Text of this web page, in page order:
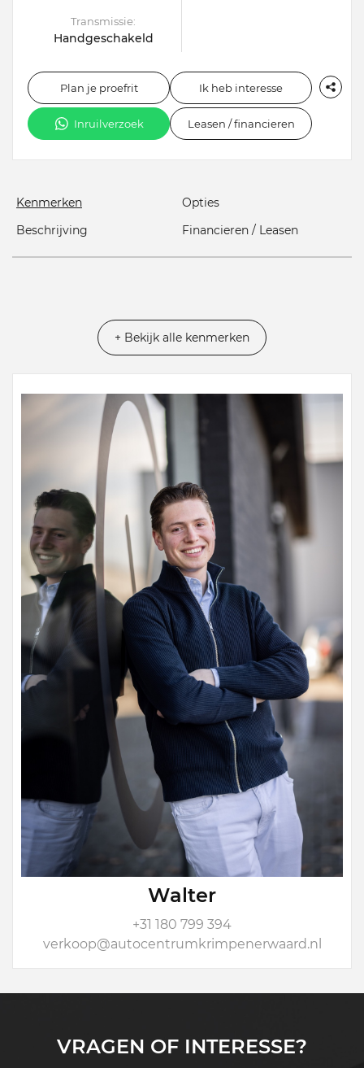
Transmissie:
Handgeschakeld
Plan je proefrit Ik heb interesse
Inruilverzoek Leasen / financieren
Kenmerken
Opties
Beschrijving
Financieren / Leasen
+ Bekijk alle kenmerken
Walter
+31 180 799 394
verkoop@autocentrumkrimpenerwaard.nl
VRAGEN OF INTERESSE?